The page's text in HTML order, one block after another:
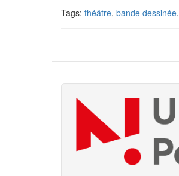
Tags: théâtre, bande dessinée,